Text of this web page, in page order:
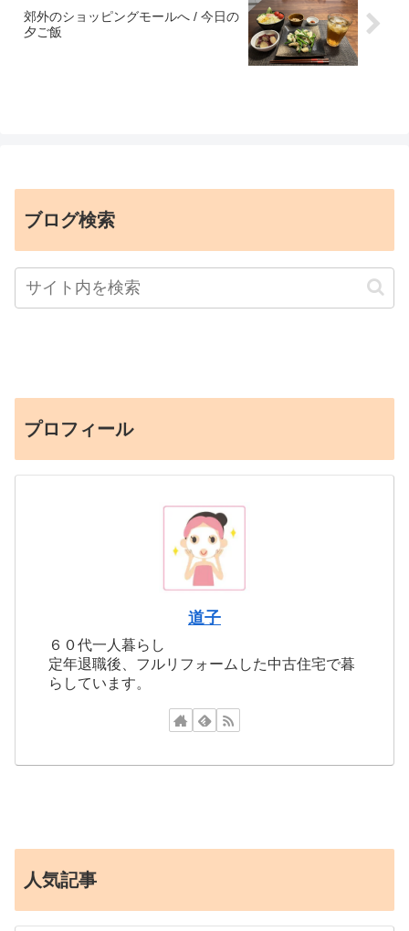
郊外のショッピングモールへ / 今日の
夕ご飯
ブログ検索
プロフィール
道子
６０代一人暮らし
定年退職後、フルリフォームした中古住宅で暮
らしています。
人気記事